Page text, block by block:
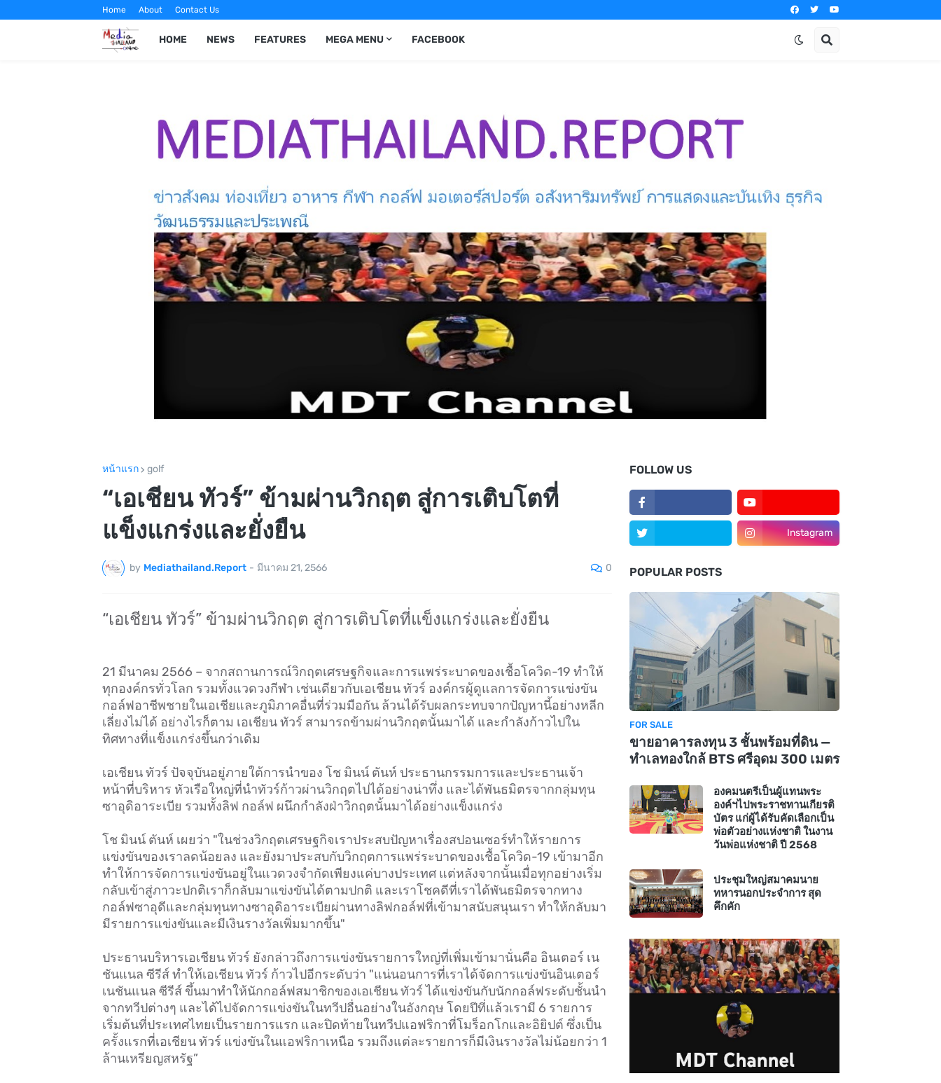
Home About Contact Us
HOME NEWS FEATURES MEGA MENU FACEBOOK
หน้าแรก golf
“เอเชียน ทัวร์” ข้ามผ่านวิกฤต สู่การเติบโตที่
แข็งแกร่งและยั่งยืน
by Mediathailand.Report - มีนาคม 21, 2566 0
“เอเชียน ทัวร์” ข้ามผ่านวิกฤต สู่การเติบโตที่แข็งแกร่งและยั่งยืน
21 มีนาคม 2566 – จากสถานการณ์วิกฤตเศรษฐกิจและการแพร่ระบาดของเชื้อโควิด-19 ทำให้
ทุกองค์กรทั่วโลก รวมทั้งแวดวงกีฬา เช่นเดียวกับเอเชียน ทัวร์ องค์กรผู้ดูแลการจัดการแข่งขัน
กอล์ฟอาชีพชายในเอเชียและภูมิภาคอื่นที่ร่วมมือกัน ล้วนได้รับผลกระทบจากปัญหานี้อย่างหลีก
เลี่ยงไม่ได้ อย่างไรก็ตาม เอเชียน ทัวร์ สามารถข้ามผ่านวิกฤตนั้นมาได้ และกำลังก้าวไปใน
ทิศทางที่แข็งแกร่งขึ้นกว่าเดิม
เอเชียน ทัวร์ ปัจจุบันอยู่ภายใต้การนำของ โช มินน์ ตันห์ ประธานกรรมการและประธานเจ้า
หน้าที่บริหาร หัวเรือใหญ่ที่นำทัวร์ก้าวผ่านวิกฤตไปได้อย่างน่าทึ่ง และได้พันธมิตรจากกลุ่มทุน
ซาอุดิอาระเบีย รวมทั้งลิฟ กอล์ฟ ผนึกกำลังฝ่าวิกฤตนั้นมาได้อย่างแข็งแกร่ง
โช มินน์ ตันห์ เผยว่า "ในช่วงวิกฤตเศรษฐกิจเราประสบปัญหาเรื่องสปอนเซอร์ทำให้รายการ
แข่งขันของเราลดน้อยลง และยังมาประสบกับวิกฤตการแพร่ระบาดของเชื้อโควิด-19 เข้ามาอีก
ทำให้การจัดการแข่งขันอยู่ในแวดวงจำกัดเพียงแค่บางประเทศ แต่หลังจากนั้นเมื่อทุกอย่างเริ่ม
กลับเข้าสู่ภาวะปกติเราก็กลับมาแข่งขันได้ตามปกติ และเราโชคดีที่เราได้พันธมิตรจากทาง
กอล์ฟซาอุดีและกลุ่มทุนทางซาอุดิอาระเบียผ่านทางลิฟกอล์ฟที่เข้ามาสนับสนุนเรา ทำให้กลับมา
มีรายการแข่งขันและมีเงินรางวัลเพิ่มมากขึ้น"
ประธานบริหารเอเชียน ทัวร์ ยังกล่าวถึงการแข่งขันรายการใหญ่ที่เพิ่มเข้ามานั่นคือ อินเตอร์ เน
ชันแนล ซีรีส์ ทำให้เอเชียน ทัวร์ ก้าวไปอีกระดับว่า "แน่นอนการที่เราได้จัดการแข่งขันอินเตอร์
เนชันแนล ซีรีส์ ขึ้นมาทำให้นักกอล์ฟสมาชิกของเอเชียน ทัวร์ ได้แข่งขันกับนักกอล์ฟระดับชั้นนำ
จากทวีปต่างๆ และได้ไปจัดการแข่งขันในทวีปอื่นอย่างในอังกฤษ โดยปีที่แล้วเรามี 6 รายการ
เริ่มต้นที่ประเทศไทยเป็นรายการแรก และปิดท้ายในทวีปแอฟริกาที่โมร็อกโกและอิยิปต์ ซึ่งเป็น
ครั้งแรกที่เอเชียน ทัวร์ แข่งขันในแอฟริกาเหนือ รวมถึงแต่ละรายการก็มีเงินรางวัลไม่น้อยกว่า 1
ล้านเหรียญสหรัฐ”
FOLLOW US
Instagram
POPULAR POSTS
FOR SALE
ขายอาคารลงทุน 3 ชั้นพร้อมที่ดิน —
ทำเลทองใกล้ BTS ศรีอุดม 300 เมตร
องคมนตรีเป็นผู้แทนพระ
องค์ฯไปพระราชทานเกียรติ
บัตร แก่ผู้ได้รับคัดเลือกเป็น
พ่อตัวอย่างแห่งชาติ ในงาน
วันพ่อแห่งชาติ ปี 2568
ประชุมใหญ่สมาคมนาย
ทหารนอกประจำการ สุด
คึกคัก